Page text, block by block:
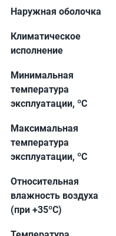
Наружная оболочка
Климатическое
исполнение
Минимальная
температура
эксплуатации, ºС
Максимальная
температура
эксплуатации, ºС
Относительная
влажность воздуха
(при +35ºС)